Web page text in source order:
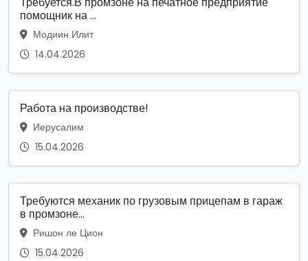
помощник на ...
Модиин Илит
14.04.2026
Работа на производстве!
Иерусалим
15.04.2026
Требуются механик по грузовым прицепам в гараж
в промзоне...
Ришон ле Цион
15.04.2026